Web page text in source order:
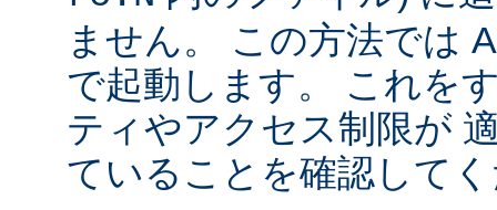
ません。 この方法では
で起動します。 これを
ティやアクセス制限が
ていることを確認して